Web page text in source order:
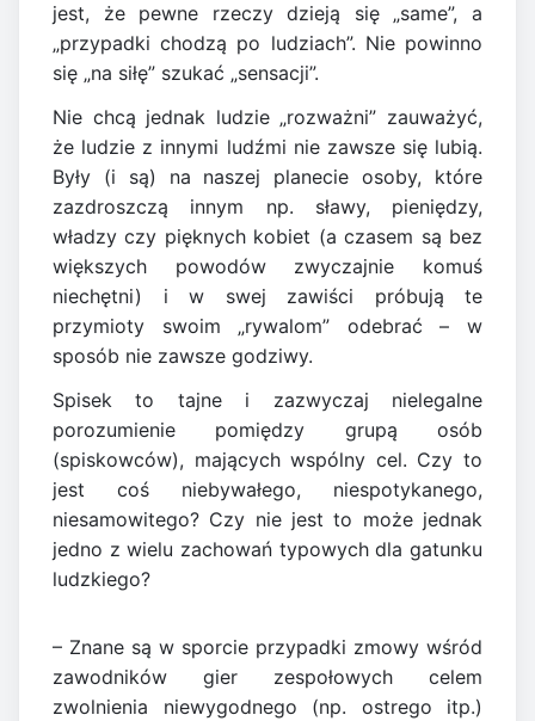
jest, że pewne rzeczy dzieją się „same”, a
„przypadki chodzą po ludziach”. Nie powinno
się „na siłę” szukać „sensacji”.
Nie chcą jednak ludzie „rozważni” zauważyć,
że ludzie z innymi ludźmi nie zawsze się lubią.
Były (i są) na naszej planecie osoby, które
zazdroszczą innym np. sławy, pieniędzy,
władzy czy pięknych kobiet (a czasem są bez
większych powodów zwyczajnie komuś
niechętni) i w swej zawiści próbują te
przymioty swoim „rywalom” odebrać – w
sposób nie zawsze godziwy.
Spisek to tajne i zazwyczaj nielegalne
porozumienie pomiędzy grupą osób
(spiskowców), mających wspólny cel. Czy to
jest coś niebywałego, niespotykanego,
niesamowitego? Czy nie jest to może jednak
jedno z wielu zachowań typowych dla gatunku
ludzkiego?
– Znane są w sporcie przypadki zmowy wśród
zawodników gier zespołowych celem
zwolnienia niewygodnego (np. ostrego itp.)